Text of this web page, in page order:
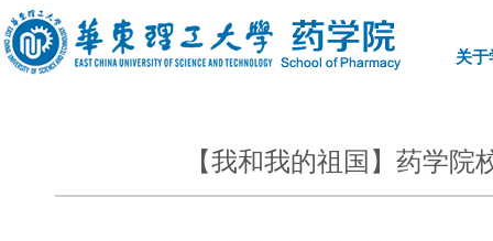
关于
【我和我的祖国】药学